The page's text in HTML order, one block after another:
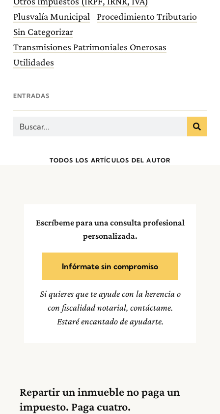
Plusvalía Municipal
Procedimiento Tributario
Sin Categorizar
Transmisiones Patrimoniales Onerosas
Utilidades
ENTRADAS
TODOS LOS ARTÍCULOS DEL AUTOR
Escríbeme para una consulta profesional
personalizada.
Infórmate sin compromiso
Si quieres que te ayude con la herencia o
con fiscalidad notarial, contáctame.
Estaré encantado de ayudarte.
Repartir un inmueble no paga un
impuesto. Paga cuatro.